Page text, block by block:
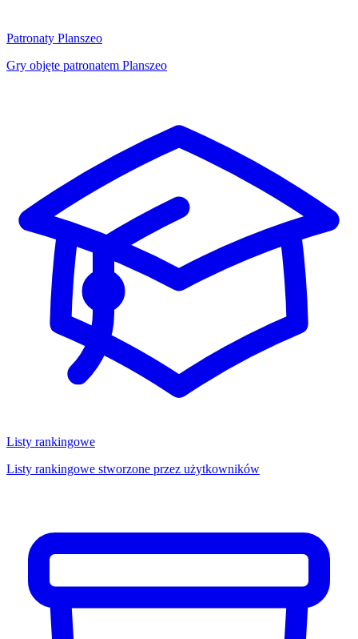
Patronaty Planszeo
Gry objęte patronatem Planszeo
Listy rankingowe
Listy rankingowe stworzone przez użytkowników